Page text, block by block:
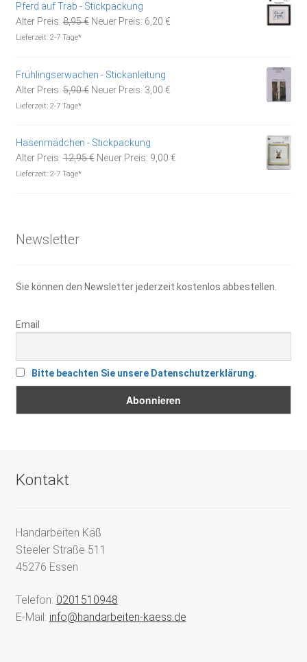
Pferd auf Trab - Stickpackung
Alter Preis: 8,95€ Ursprünglicher
Neuer Preis: 6,20 €Aktueller
Lieferzeit: 2-7 Tage*
Frühlingserwachen - Stickanleitung
Alter Preis: 5,90€ Ursprünglicher
Neuer Preis: 3,00 €Aktueller
Lieferzeit: 2-7 Tage*
Hasenmädchen - Stickpackung
Alter Preis: 12,95€ Ursprünglicher
Neuer Preis: 9,00 €Aktueller
Lieferzeit: 2-7 Tage*
Newsletter
Sie können den Newsletter jederzeit kostenlos abbestellen.
Email
Bitte beachten Sie unsere Datenschutzerklärung.
Kontakt
Handarbeiten Käß
Steeler Straße 511
45276 Essen
Telefon: 0201510948
E-Mail: info@handarbeiten-kaess.de